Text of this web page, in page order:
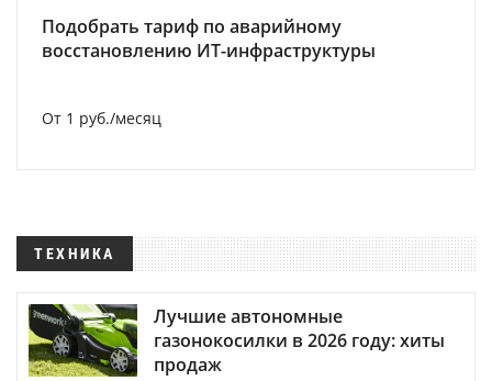
Подобрать тариф по аварийному
восстановлению ИТ-инфраструктуры
От 1 руб./месяц
ТЕХНИКА
Лучшие автономные
газонокосилки в 2026 году: хиты
продаж